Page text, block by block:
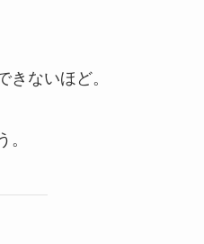
きないほど。
。